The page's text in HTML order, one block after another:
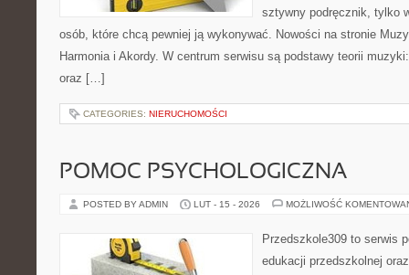
sztywny podręcznik, tylko
osób, które chcą pewniej ją wykonywać. Nowości na stronie
Harmonia i Akordy. W centrum serwisu są podstawy teorii
oraz […]
CATEGORIES: NIERUCHOMOŚCI
POMOC PSYCHOLOGICZNA
POSTED BY ADMIN LUT - 15 - 2026 MOŻLIWOŚĆ
Przedszkole309 to serwis
edukacji przedszkolnej